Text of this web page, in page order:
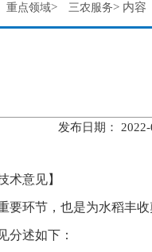
重点领域> 三农服务> 内容
发布日期：
术意见】
要环节，也是为水稻丰
分述如下：